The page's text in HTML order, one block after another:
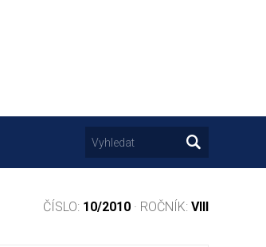
ČÍSLO: 10/2010 · ROČNÍK: VIII